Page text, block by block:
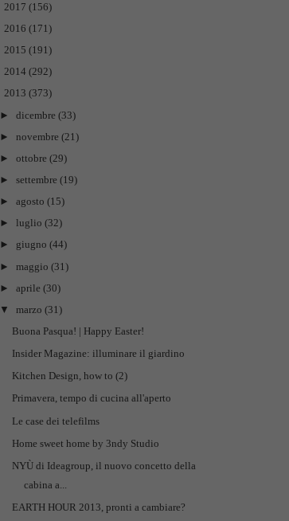
2017 (156)
2016 (171)
2015 (191)
2014 (292)
2013 (373)
► dicembre (33)
► novembre (21)
► ottobre (29)
► settembre (19)
► agosto (15)
► luglio (32)
► giugno (44)
► maggio (31)
► aprile (30)
▼
marzo (31)
Buona Pasqua! | Happy Easter!
Insider Magazine: illuminare il giardino
Kitchen Design, how to (2)
Primavera, tempo di cucina all'aperto
Le case dei telefilms
Home sweet home by 3ndy Studio
NYÙ di Ideagroup, il nuovo concetto della
cabina a...
EARTH HOUR 2013, pronti a cambiare?